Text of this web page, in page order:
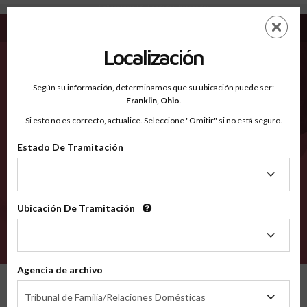
Collingsworth TX - Condados Reconocidos
EN
Condados Reconocidos
2600
Localización
Según su información, determinamos que su ubicación puede ser:
Franklin, Ohio.
Si esto no es correcto, actualice. Seleccione "Omitir" si no está seguro.
Estado De Tramitación
Tramitación
Ubicación De Tramitación
Tramitación
Agencia de archivo
Tribunal de Familia/Relaciones Domésticas
de